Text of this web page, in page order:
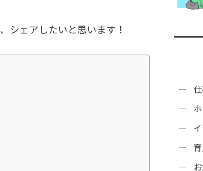
シェアしたいと思います！